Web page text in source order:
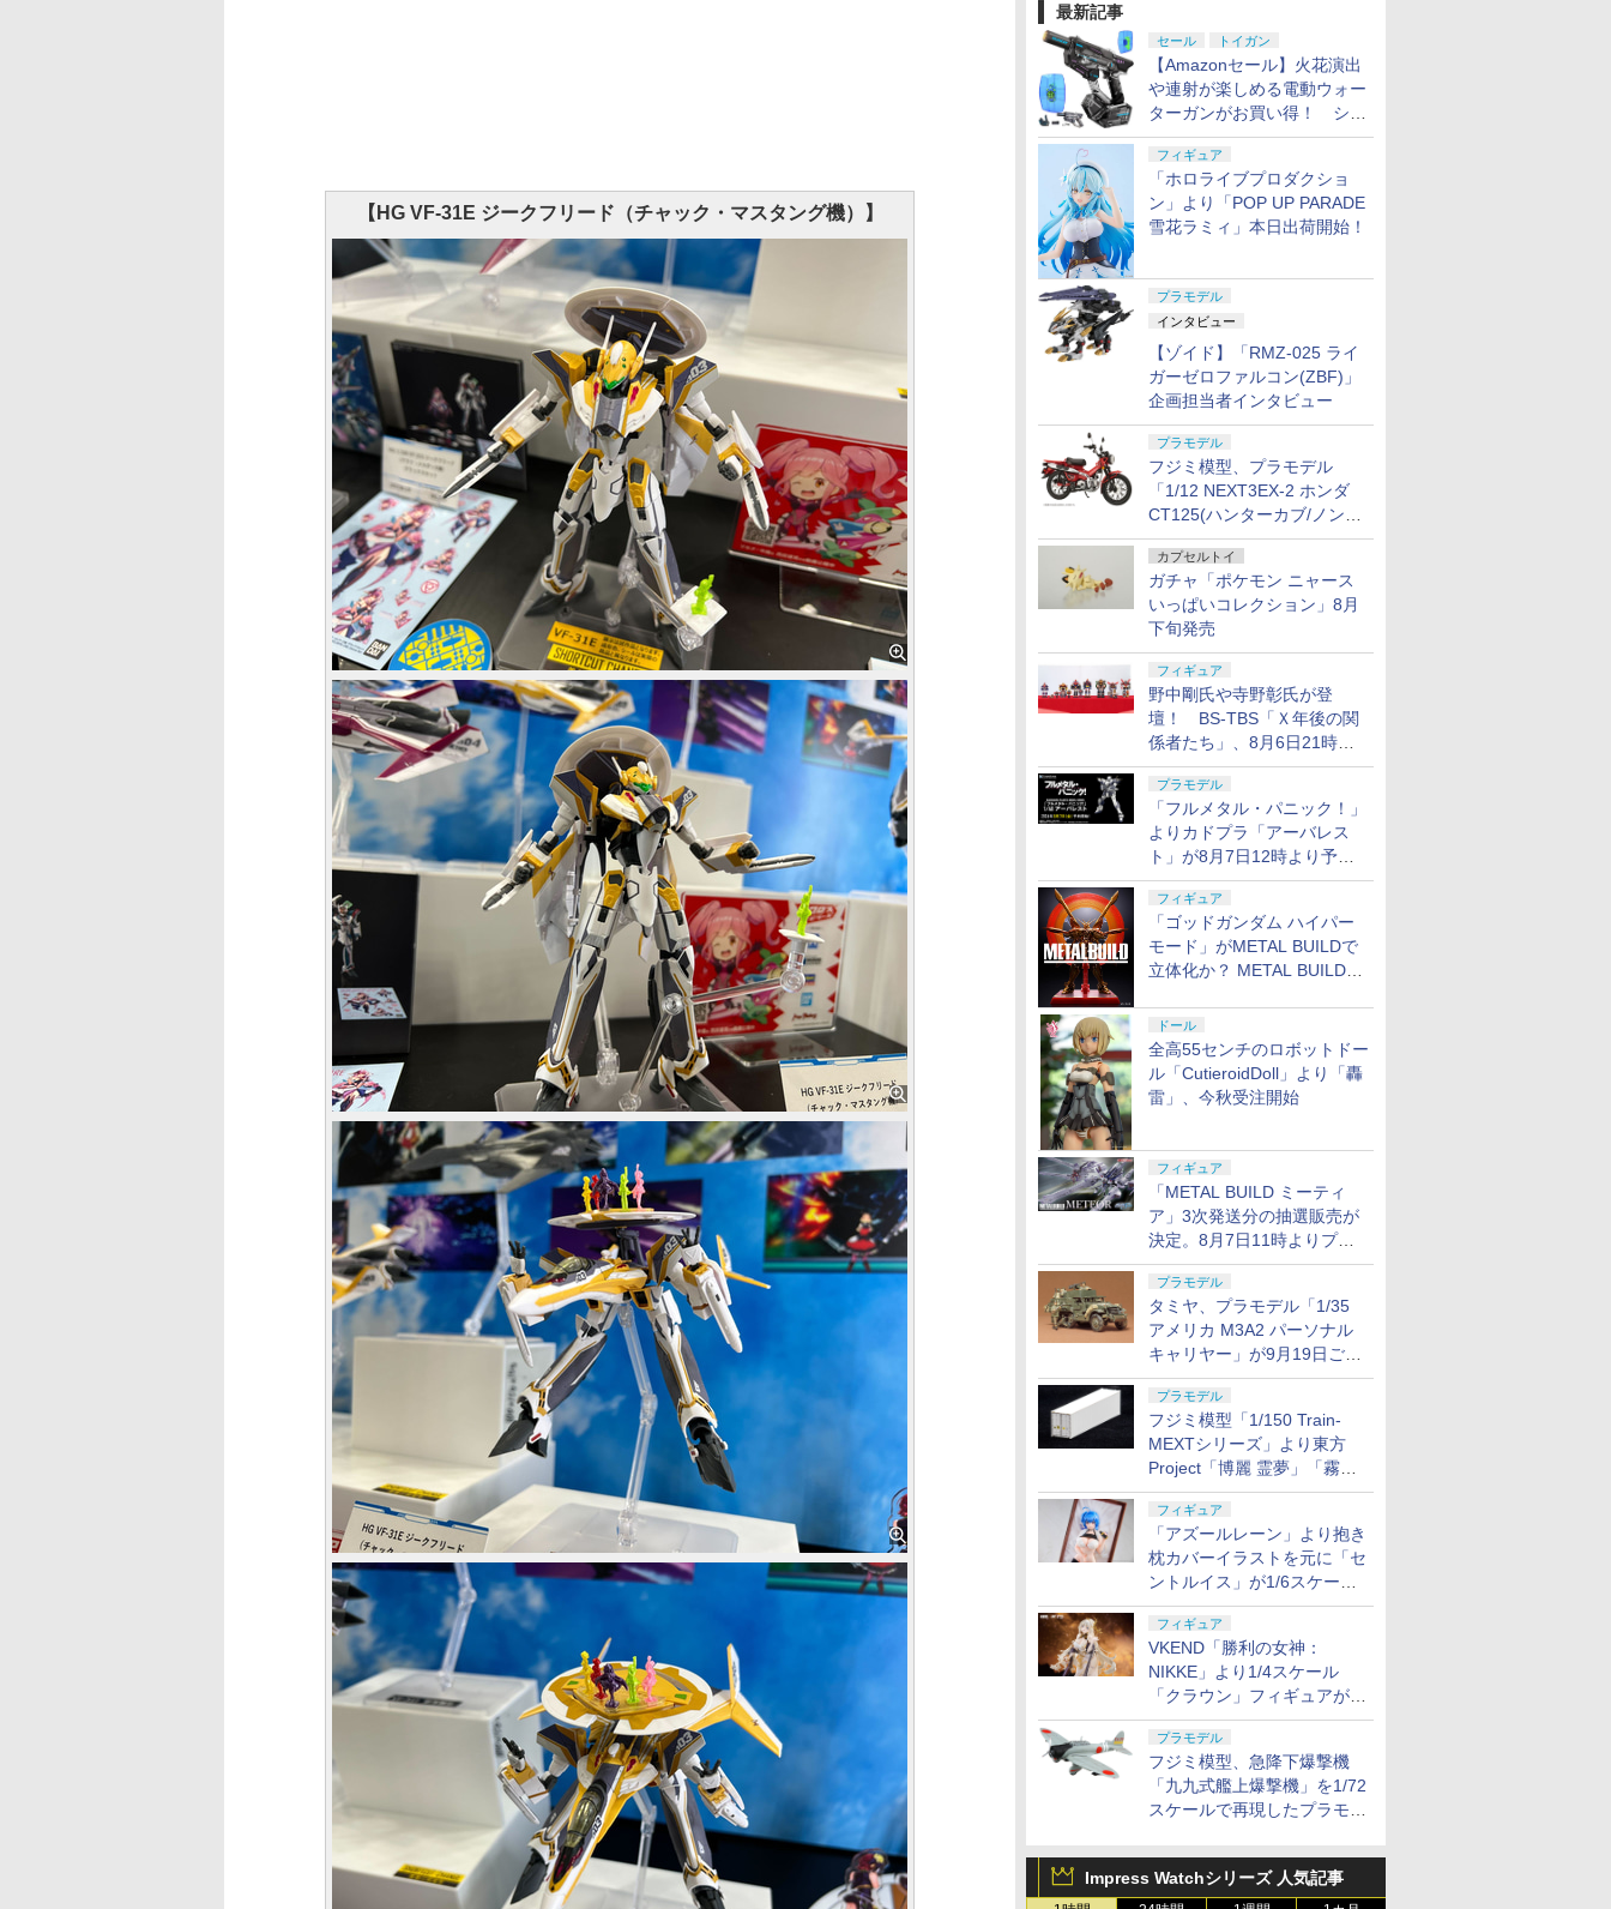
最新記事
セール トイガン
【Amazonセール】火花演出
や連射が楽しめる電動ウォー
ターガンがお買い得！ シー
ルド付きセットや、2丁セッ
トが登場
フィギュア
「ホロライブプロダクショ
ン」より「POP UP PARADE
雪花ラミィ」本日出荷開始！
プラモデル
インタビュー
【ゾイド】「RMZ-025 ライ
ガーゼロファルコン(ZBF)」
企画担当者インタビュー
プラモデル
フジミ模型、プラモデル
「1/12 NEXT3EX-2 ホンダ
CT125(ハンターカブ/ノンカ
ラー) 特別仕様(オプションパ
ーツ付き)」本日出荷開始！
カプセルトイ
ガチャ「ポケモン ニャース
いっぱいコレクション」8月
下旬発売
フィギュア
野中剛氏や寺野彰氏が登
壇！ BS-TBS「Ｘ年後の関
係者たち」、8月6日21時放
送分のテーマは「超合金」！
プラモデル
「フルメタル・パニック！」
よりカドプラ「アーバレス
ト」が8月7日12時より予約
開始
フィギュア
「ゴッドガンダム ハイパー
モード」がMETAL BUILDで
立体化か？ METAL BUILD新
ドール
全高55センチのロボットドー
ル「CutieroidDoll」より「轟
雷」、今秋受注開始
フィギュア
「METAL BUILD ミーティ
ア」3次発送分の抽選販売が
決定。8月7日11時よりプレ
バンにて受付開始
プラモデル
タミヤ、プラモデル「1/35
アメリカ M3A2 パーソナル
キャリヤー」が9月19日ごろ
に発売
プラモデル
フジミ模型「1/150 Train-
MEXTシリーズ」より東方
Project「博麗 霊夢」「霧雨
魔理沙」のリーファーコンテ
ナが11月に発売
フィギュア
「アズールレーン」より抱き
枕カバーイラストを元に「セ
ントルイス」が1/6スケール
フィギュア化
フィギュア
VKEND「勝利の女神：
NIKKE」より1/4スケール
「クラウン」フィギュアが
2027年5月発売
プラモデル
フジミ模型、急降下爆撃機
「九九式艦上爆撃機」を1/72
スケールで再現したプラモデ
Impress Watchシリーズ 人気記事
【HG VF-31E ジークフリード（チャック・マスタング機）】